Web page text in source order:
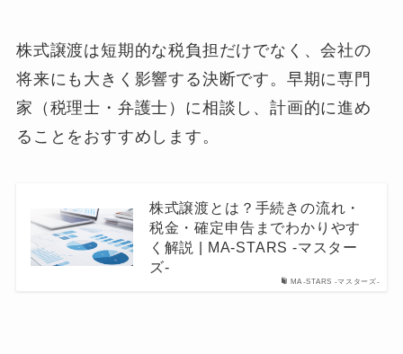
株式譲渡は短期的な税負担だけでなく、会社の
将来にも大きく影響する決断です。早期に専門
家（税理士・弁護士）に相談し、計画的に進め
ることをおすすめします。
MA-STARS -マスターズ-
株式譲渡とは？手続きの流れ・
税金・確定申告までわかりやす
く解説 | MA-STARS -マスター
ズ-